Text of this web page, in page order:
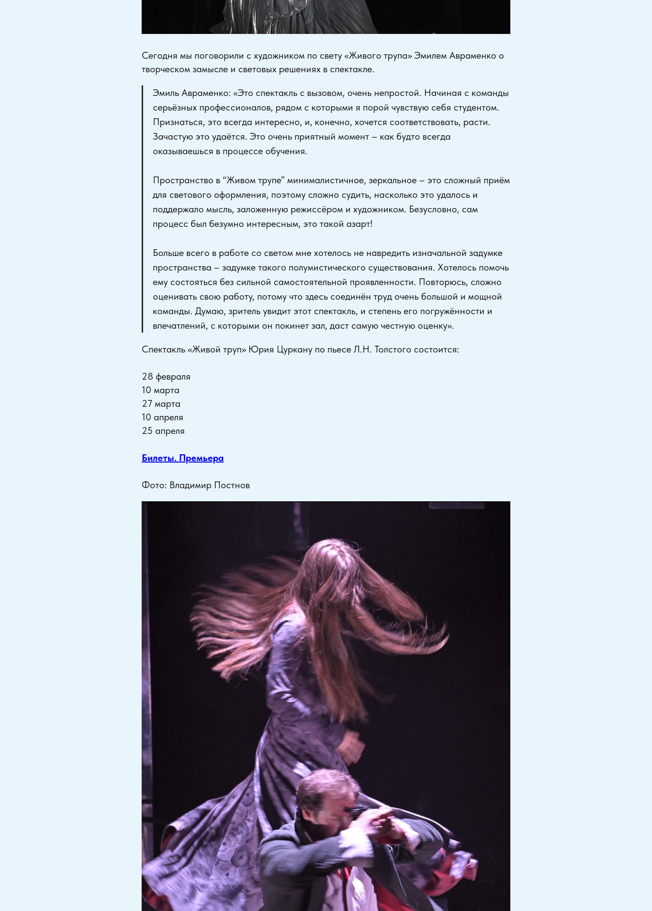
Сегодня мы поговорили с художником по свету «Живого трупа» Эмилем Авраменко о
творческом замысле и световых решениях в спектакле.
Эмиль Авраменко: «Это спектакль с вызовом, очень непростой. Начиная с команды
серьёзных профессионалов, рядом с которыми я порой чувствую себя студентом.
Признаться, это всегда интересно, и, конечно, хочется соответствовать, расти.
Зачастую это удаётся. Это очень приятный момент – как будто всегда
оказываешься в процессе обучения.
Пространство в “Живом трупе” минималистичное, зеркальное – это сложный приём
для светового оформления, поэтому сложно судить, насколько это удалось и
поддержало мысль, заложенную режиссёром и художником. Безусловно, сам
процесс был безумно интересным, это такой азарт!
Больше всего в работе со светом мне хотелось не навредить изначальной задумке
пространства – задумке такого полумистического существования. Хотелось помочь
ему состояться без сильной самостоятельной проявленности. Повторюсь, сложно
оценивать свою работу, потому что здесь соединён труд очень большой и мощной
команды. Думаю, зритель увидит этот спектакль, и степень его погружённости и
впечатлений, с которыми он покинет зал, даст самую честную оценку».
Спектакль «Живой труп» Юрия Цуркану по пьесе Л.Н. Толстого состоится:
28 февраля
10 марта
27 марта
10 апреля
25 апреля
Билеты. Премьера
Фото: Владимир Постнов